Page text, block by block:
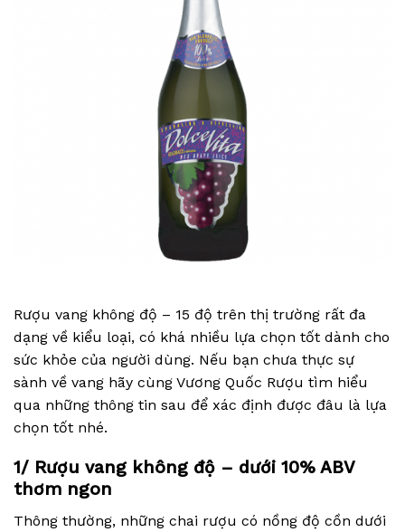
Rượu vang không độ – 15 độ trên thị trường rất đa
dạng về kiểu loại, có khá nhiều lựa chọn tốt dành cho
sức khỏe của người dùng. Nếu bạn chưa thực sự
sành về vang hãy cùng Vương Quốc Rượu tìm hiểu
qua những thông tin sau để xác định được đâu là lựa
chọn tốt nhé.
1/ Rượu vang không độ – dưới 10% ABV
thơm ngon
Thông thường, những chai rượu có nồng độ cồn dưới